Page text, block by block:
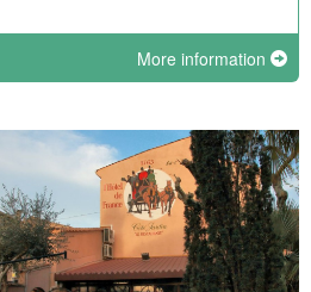
More information